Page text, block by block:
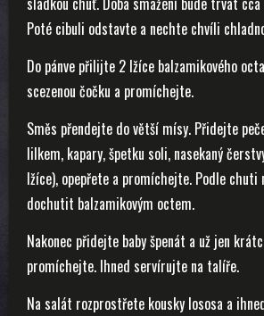
Poté cibuli odstavte a nechte chvíli
Do pánve přilijte 2 lžíce balzamikového
scezenou čočku a promíchejte.
Směs přendejte do větší mísy. Přidejte
lilkem, kapary, špetku soli, nasekaný
lžíce), opepřete a promíchejte. Podle chuti
dochutit balzamikovým octem.
Nakonec přidejte baby špenát a už jen
promíchejte. Ihned servírujte na talíře.
Na salát rozprostřete kousky lososa a